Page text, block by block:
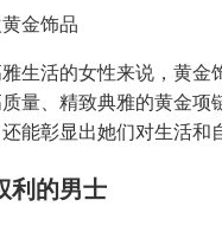
生活的女性来说，黄
量、精致典雅的黄金
能彰显出她们对生活和
利的男士